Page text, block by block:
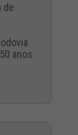
de
anos